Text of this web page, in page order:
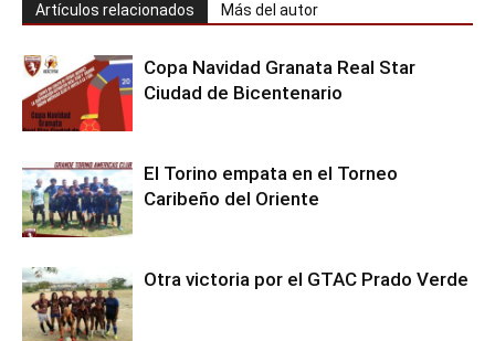
Artículos relacionados Más del autor
Copa Navidad Granata Real Star
Ciudad de Bicentenario
El Torino empata en el Torneo
Caribeño del Oriente
Otra victoria por el GTAC Prado Verde